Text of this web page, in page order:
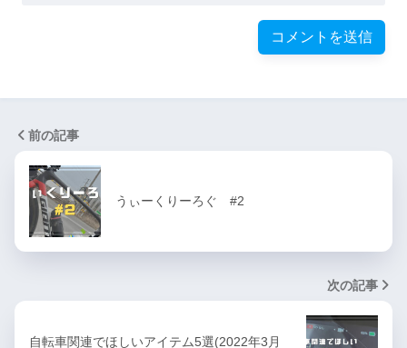
前の記事
うぃーくりーろぐ #2
次の記事
自転車関連でほしいアイテム5選(2022年3月